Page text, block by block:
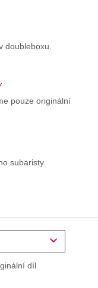
doubleboxu.
pouze originální
subaristy.
díl